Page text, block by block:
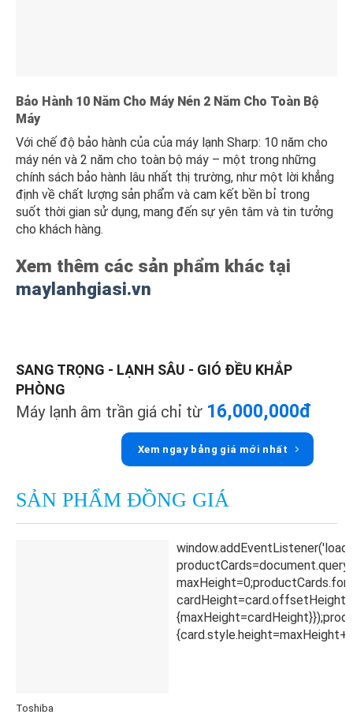
Bảo Hành 10 Năm Cho Máy Nén 2 Năm Cho Toàn Bộ
Máy
Với chế độ bảo hành của của máy lạnh Sharp: 10 năm cho
máy nén và 2 năm cho toàn bộ máy – một trong những
chính sách bảo hành lâu nhất thị trường, như một lời khẳng
định về chất lượng sản phẩm và cam kết bền bỉ trong
suốt thời gian sử dụng, mang đến sự yên tâm và tin tưởng
cho khách hàng.
Xem thêm các sản phẩm khác tại
maylanhgiasi.vn
SANG TRỌNG - LẠNH SÂU - GIÓ ĐỀU KHẮP
PHÒNG
Máy lạnh âm trần giá chỉ từ 16,000,000đ
Xem ngay bảng giá mới nhất
SẢN PHẨM ĐỒNG GIÁ
Toshiba